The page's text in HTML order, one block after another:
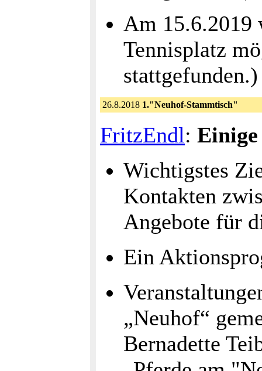
Am
Tennisplatz
stattgefunden.)
26.8.2018 1."Neuhof-Stammtisch"
FritzEndl:
Wichtigstes
Kontakten
Angebote für
Ein
„Neuhof“
Bernadette